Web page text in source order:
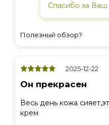
Спасибо за Ваш
Полезный обзор?
2025-12-22
Он прекрасен
Весь день кожа
крем